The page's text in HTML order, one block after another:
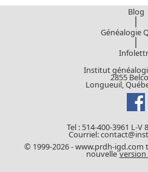
Blog
|
Généalogie
|
Institut
2855
Longueuil,
Tel : 514-400-3961 L-V
Courriel:
© 1999-2026 - www.prdh-
nouvelle version